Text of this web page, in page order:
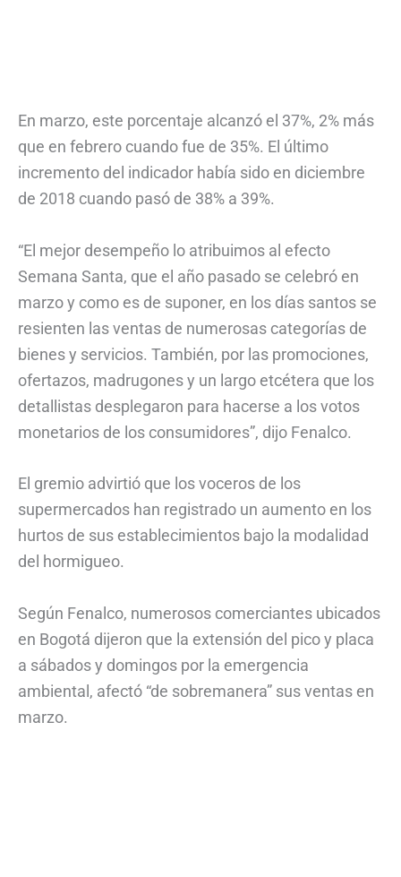
En marzo, este porcentaje alcanzó el 37%, 2% más
que en febrero cuando fue de 35%. El último
incremento del indicador había sido en diciembre
de 2018 cuando pasó de 38% a 39%.
“El mejor desempeño lo atribuimos al efecto
Semana Santa, que el año pasado se celebró en
marzo y como es de suponer, en los días santos se
resienten las ventas de numerosas categorías de
bienes y servicios. También, por las promociones,
ofertazos, madrugones y un largo etcétera que los
detallistas desplegaron para hacerse a los votos
monetarios de los consumidores”, dijo Fenalco.
El gremio advirtió que los voceros de los
supermercados han registrado un aumento en los
hurtos de sus establecimientos bajo la modalidad
del hormigueo.
Según Fenalco, numerosos comerciantes ubicados
en Bogotá dijeron que la extensión del pico y placa
a sábados y domingos por la emergencia
ambiental, afectó “de sobremanera” sus ventas en
marzo.